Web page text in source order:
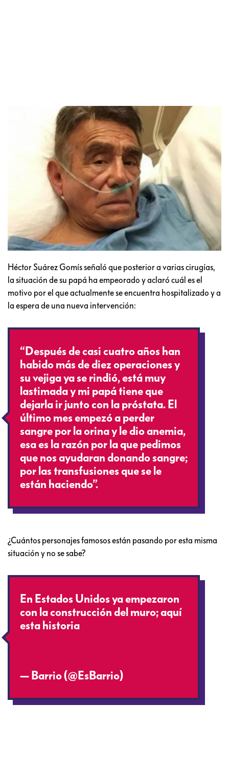
Héctor Suárez Gomís señaló que posterior a varias cirugías,
la situación de su papá ha empeorado y aclaró cuál es el
motivo por el que actualmente se encuentra hospitalizado y a
la espera de una nueva intervención:
“Después de casi cuatro años han
habido más de diez operaciones y
su vejiga ya se rindió, está muy
lastimada y mi papá tiene que
dejarla ir junto con la próstata. El
último mes empezó a perder
sangre por la orina y le dio anemia,
esa es la razón por la que pedimos
que nos ayudaran donando sangre;
por las transfusiones que se le
están haciendo”.
¿Cuántos personajes famosos están pasando por esta misma
situación y no se sabe?
En Estados Unidos ya empezaron
con la construcción del muro; aquí
esta historia
— Barrio (@EsBarrio)